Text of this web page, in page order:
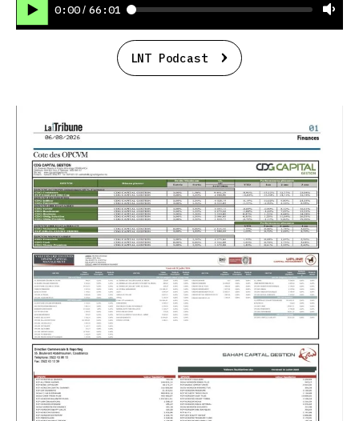
0:00 / 66:01
LNT Podcast